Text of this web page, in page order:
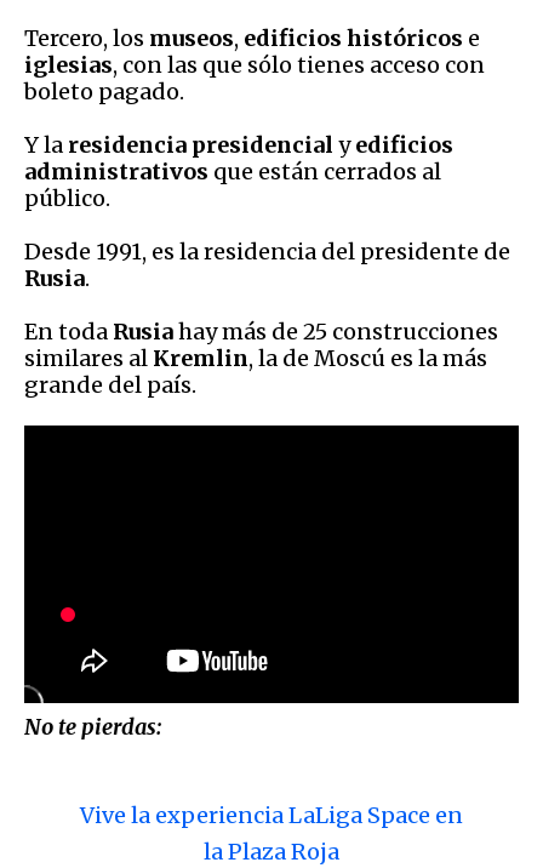
Tercero, los museos, edificios históricos e
iglesias, con las que sólo tienes acceso con
boleto pagado.
Y la residencia presidencial yedificios
administrativos que están cerrados al
público.
Desde 1991, es la residencia del presidente de
Rusia.
En toda Rusiahay más de 25 construcciones
similares al Kremlin, la de Moscú es la más
grande del país.
No te pierdas:
Vive la experiencia LaLiga Space en
la Plaza Roja